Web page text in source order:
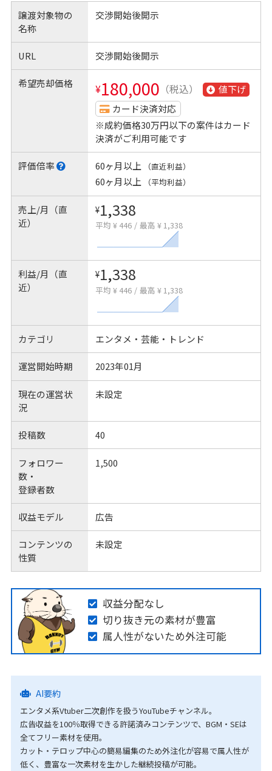
譲渡対象物の
名称
交渉開始後開示
URL 交渉開始後開示
希望売却価格 ¥180,000 （税込）
値下げ
カード決済対応
※成約価格30万円以下の案件はカード
決済がご利用可能です
評価倍率 60ヶ月以上 （直近利益）
60ヶ月以上 （平均利益）
売上/月（直
近）
¥1,338
平均 ¥ 446 / 最高 ¥ 1,338
利益/月（直
近）
¥1,338
平均 ¥ 446 / 最高 ¥ 1,338
カテゴリ エンタメ・芸能・トレンド
運営開始時期 2023年01月
現在の運営状
況
未設定
投稿数 40
フォロワー
数・
登録者数
1,500
収益モデル 広告
コンテンツの
性質
未設定
収益分配なし
切り抜き元の素材が豊富
属人性がないため外注可能
AI要約
エンタメ系Vtuber二次創作を扱うYouTubeチャンネル。
広告収益を100％取得できる許諾済みコンテンツで、BGM・SEは
全てフリー素材を使用。
カット・テロップ中心の簡易編集のため外注化が容易で属人性が
低く、豊富な一次素材を生かした継続投稿が可能。